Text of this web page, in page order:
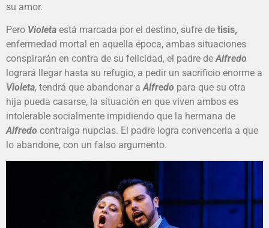
su amor.
Pero Violeta está marcada por el destino, sufre de tisis,
enfermedad mortal en aquella época, ambas situaciones
conspirarán en contra de su felicidad, el padre deAlfredo
logrará llegar hasta su refugio, a pedir un sacrificio enorme a
Violeta, tendrá que abandonar a Alfredo para que su otra
hija pueda casarse, la situación en que viven ambos es
intolerable socialmente impidiendo que la hermana de
Alfredo contraiga nupcias. El padre logra convencerla a que
lo abandone, con un falso argumento.